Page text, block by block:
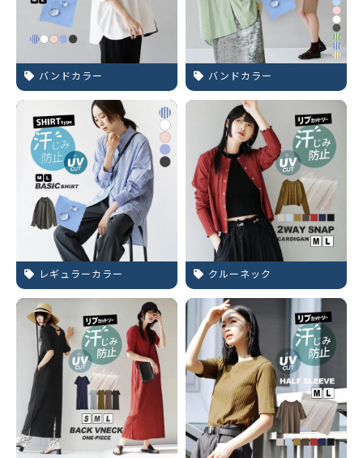
バンドカラー バンドカラー
レギュラーカラー クルーネック